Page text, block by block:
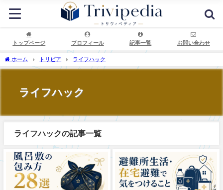
トップページ プロフィール 記事一覧 お問い合わせ
ホーム トリビア ライフハック
ライフハック
ライフハックの記事一覧